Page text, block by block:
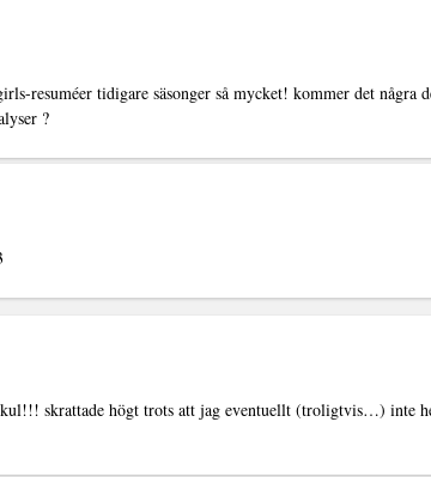
resuméer tidigare säsonger så mycket! kommer det några
?
skrattade högt trots att jag eventuellt (troligtvis…) inte